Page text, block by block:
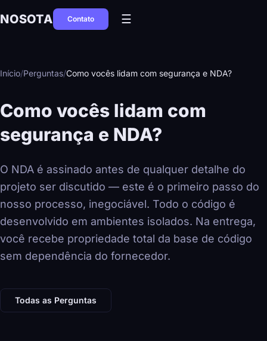
NOSOTA Contato ☰
Início/Perguntas/Como vocês lidam com segurança e NDA?
Como vocês lidam com
segurança e NDA?
O NDA é assinado antes de qualquer detalhe do
projeto ser discutido — este é o primeiro passo do
nosso processo, inegociável. Todo o código é
desenvolvido em ambientes isolados. Na entrega,
você recebe propriedade total da base de código
sem dependência do fornecedor.
Todas as Perguntas